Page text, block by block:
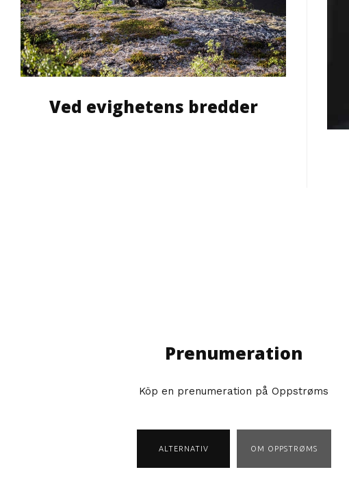
Ved evighetens bredder
Prenumeration
Köp en prenumeration på Oppstrøms
ALTERNATIV OM OPPSTRØMS